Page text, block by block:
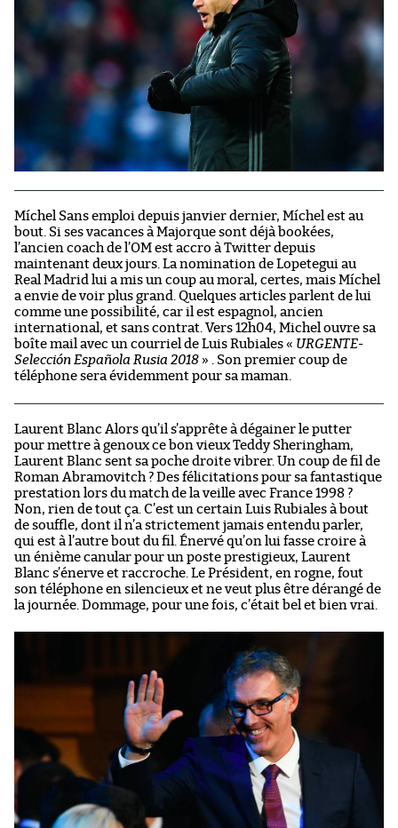
Míchel Sans emploi depuis janvier dernier, Míchel est au
bout. Si ses vacances à Majorque sont déjà bookées,
l’ancien coach de l’OM est accro à Twitter depuis
maintenant deux jours. La nomination de Lopetegui au
Real Madrid lui a mis un coup au moral, certes, mais Míchel
a envie de voir plus grand. Quelques articles parlent de lui
comme une possibilité, car il est espagnol, ancien
international, et sans contrat. Vers 12h04, Michel ouvre sa
boîte mail avec un courriel de Luis Rubiales « URGENTE-
Selección Española Rusia 2018 » . Son premier coup de
téléphone sera évidemment pour sa maman.
Laurent Blanc Alors qu’il s’apprête à dégainer le putter
pour mettre à genoux ce bon vieux Teddy Sheringham,
Laurent Blanc sent sa poche droite vibrer. Un coup de fil de
Roman Abramovitch ? Des félicitations pour sa fantastique
prestation lors du match de la veille avec France 1998 ?
Non, rien de tout ça. C’est un certain Luis Rubiales à bout
de souffle, dont il n’a strictement jamais entendu parler,
qui est à l’autre bout du fil. Énervé qu’on lui fasse croire à
un énième canular pour un poste prestigieux, Laurent
Blanc s’énerve et raccroche. Le Président, en rogne, fout
son téléphone en silencieux et ne veut plus être dérangé de
la journée. Dommage, pour une fois, c’était bel et bien vrai.